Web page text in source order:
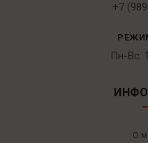
+7
Пн-Вс:
О